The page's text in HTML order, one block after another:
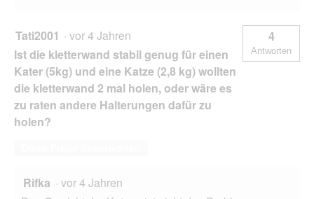
Tati2001 · vor 4 Jahren
Ist die kletterwand stabil genug für einen
Kater (5kg) und eine Katze (2,8 kg) wollten
die kletterwand 2 mal holen, oder wäre es
zu raten andere Halterungen dafür zu
holen?
4
Antworten
Rifka · vor 4 Jahren